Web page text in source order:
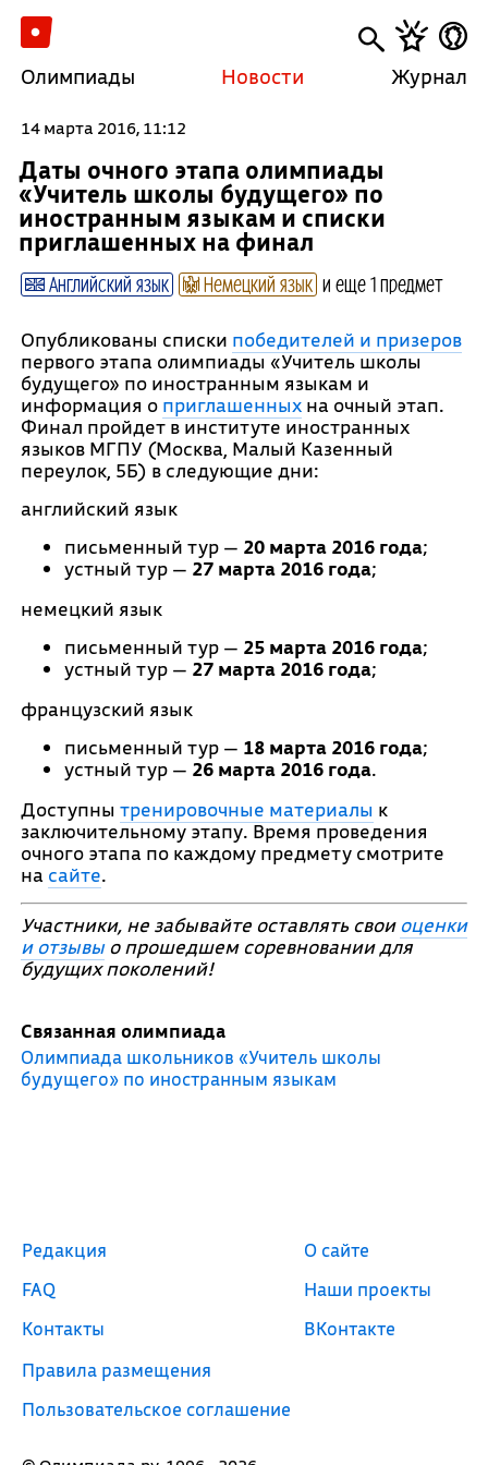
Олимпиады Новости Журнал
14 марта 2016, 11:12
Даты очного этапа олимпиады
«Учитель школы будущего» по
иностранным языкам и списки
приглашенных на финал
Английский язык Немецкий язык и еще 1 предмет
Опубликованы списки победителей и призеров
первого этапа олимпиады «Учитель школы
будущего» по иностранным языкам и
информация о приглашенныхна очный этап.
Финал пройдет в институте иностранных
языков МГПУ (Москва, Малый Казенный
переулок, 5Б) в следующие дни:
английский язык
письменный тур — 20 марта 2016 года;
устный тур — 27 марта 2016 года;
немецкий язык
письменный тур — 25 марта 2016 года;
устный тур — 27 марта 2016 года;
французский язык
письменный тур — 18 марта 2016 года;
устный тур — 26 марта 2016 года.
Доступны тренировочные материалы к
заключительному этапу. Время проведения
очного этапа по каждому предмету смотрите
на сайте.
Участники, не забывайте оставлять своиоценки
и отзывыо прошедшем соревновании для
будущих поколений!
Связанная олимпиада
Олимпиада школьников «Учитель школы
будущего» по иностранным языкам
Редакция
FAQ
Контакты
Правила размещения
Пользовательское соглашение
О сайте
Наши проекты
ВКонтакте